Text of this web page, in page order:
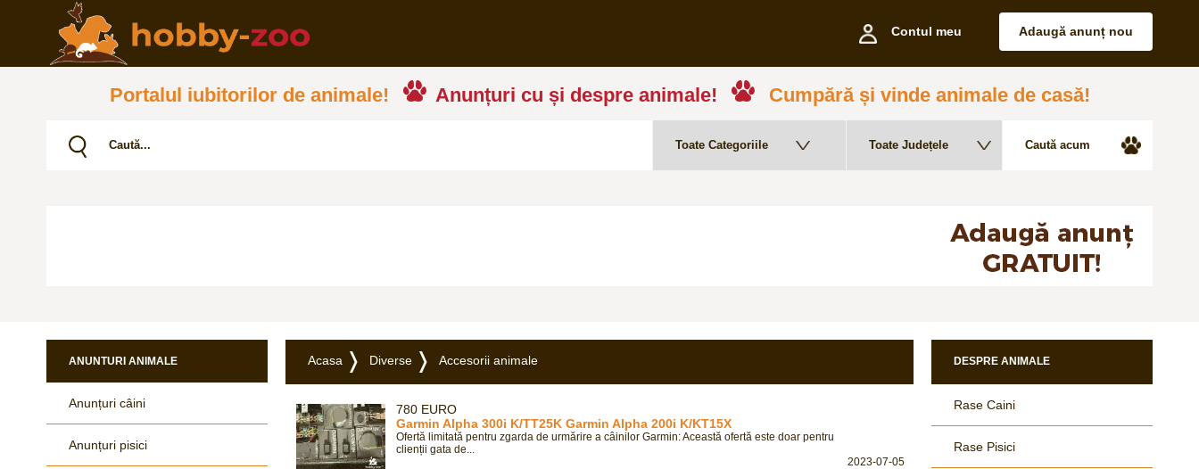
Contul meu Adaugă anunț nou
Portalul iubitorilor de animale! Anunțuri cu și despre animale! Cumpără și vinde animale de casă!
ANUNTURI ANIMALE
Anunțuri câini
Anunțuri pisici
Acasa Diverse Accesorii animale
780 EURO
Garmin Alpha 300i K/TT25K Garmin Alpha 200i K/KT15X
Ofertă limitată pentru zgarda de urmărire a câinilor Garmin: Această ofertă este doar pentru
clienții gata de...
2023-07-05
DESPRE ANIMALE
Rase Caini
Rase Pisici